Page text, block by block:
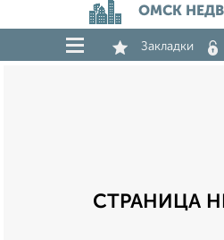
ОМСК
Закладки
СТРАНИЦА